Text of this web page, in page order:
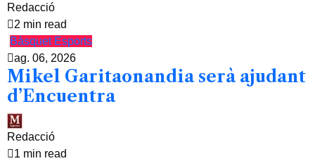
Redacció
2 min read
Bàsquet Esports
ag. 06, 2026
Mikel Garitaonandia serà ajudant
d’Encuentra
Redacció
1 min read